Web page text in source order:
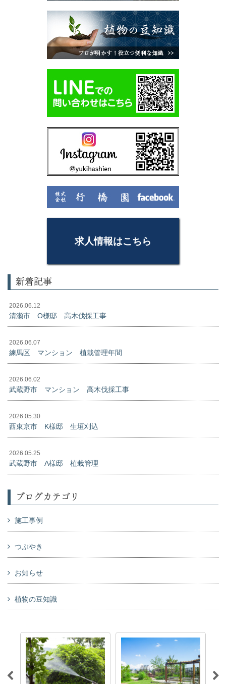
求人情報はこちら
新着記事
2026.06.12
清瀬市 O様邸 高木伐採工事
2026.06.07
練馬区 マンション 植栽管理年間
2026.06.02
武蔵野市 マンション 高木伐採工事
2026.05.30
西東京市 K様邸 生垣刈込
2026.05.25
武蔵野市 A様邸 植栽管理
ブログカテゴリ
施工事例
つぶやき
お知らせ
植物の豆知識